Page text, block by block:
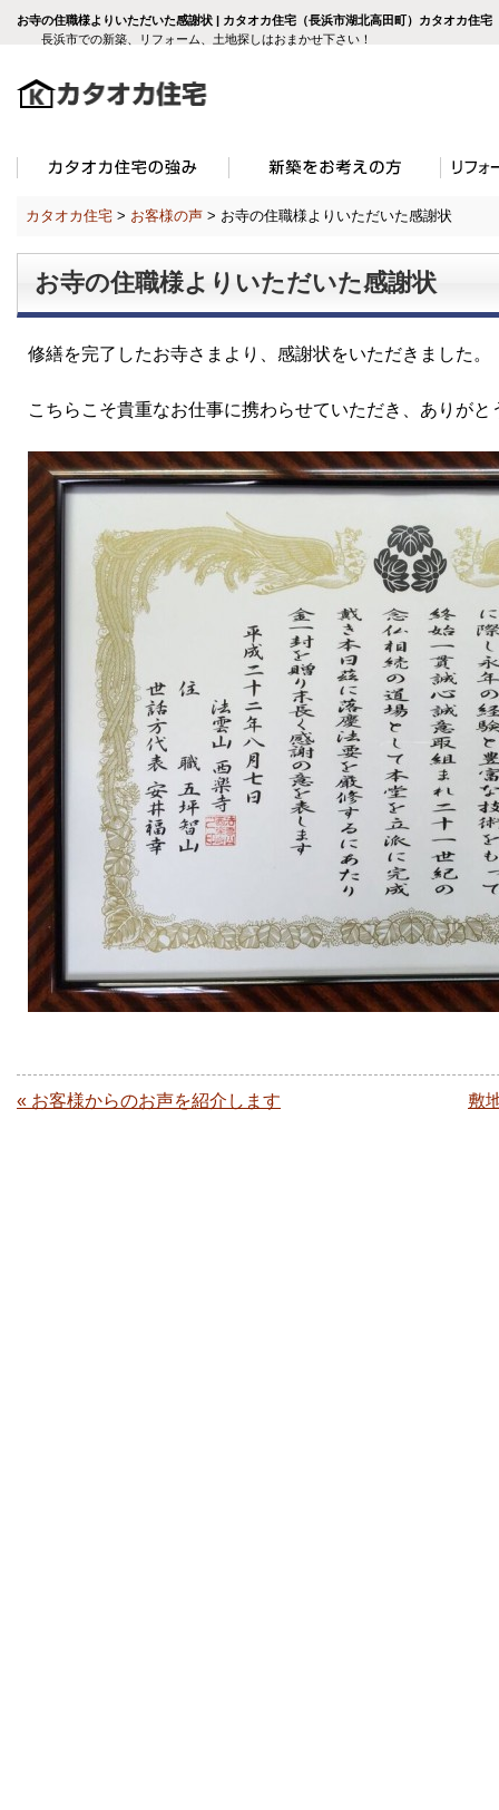
お寺の住職様よりいただいた感謝状 | カタオカ住宅（長浜市湖北高田町）カタオカ住宅
長浜市での新築、リフォーム、土地探しはおまかせ下さい！
カタオカ住宅 > お客様の声 > お寺の住職様よりいただいた感謝状
お寺の住職様よりいただいた感謝状
修繕を完了したお寺さまより、感謝状をいただきました。
こちらこそ貴重なお仕事に携わらせていただき、ありがと
« お客様からのお声を紹介します 敷